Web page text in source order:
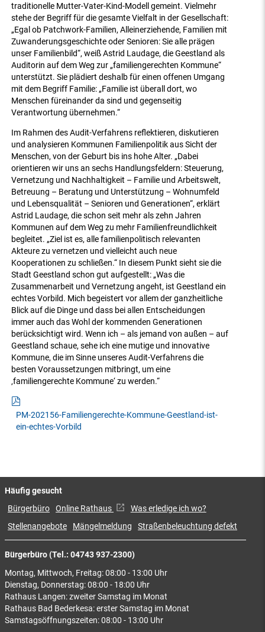
traditionelle Mutter-Vater-Kind-Modell gemeint. Vielmehr
stehe der Begriff für die gesamte Vielfalt in der Gesellschaft:
„Egal ob Patchwork-Familien, Alleinerziehende, Familien mit
Zuwanderungsgeschichte oder Senioren: Sie alle prägen
unser Familienbild“, weiß Astrid Laudage, die Geestland als
Auditorin auf dem Weg zur „familiengerechten Kommune“
unterstützt. Sie plädiert deshalb für einen offenen Umgang
mit dem Begriff Familie: „Familie ist überall dort, wo
Menschen füreinander da sind und gegenseitig
Verantwortung übernehmen.“
Im Rahmen des Audit-Verfahrens reflektieren, diskutieren
und analysieren Kommunen Familienpolitik aus Sicht der
Menschen, von der Geburt bis ins hohe Alter. „Dabei
orientieren wir uns an sechs Handlungsfeldern: Steuerung,
Vernetzung und Nachhaltigkeit – Familie und Arbeitswelt,
Betreuung – Beratung und Unterstützung – Wohnumfeld
und Lebensqualität – Senioren und Generationen“, erklärt
Astrid Laudage, die schon seit mehr als zehn Jahren
Kommunen auf dem Weg zu mehr Familienfreundlichkeit
begleitet. „Ziel ist es, alle familienpolitisch relevanten
Akteure zu vernetzen und vielleicht auch neue
Kooperationen zu schließen.“ In diesem Punkt sieht sie die
Stadt Geestland schon gut aufgestellt: „Was die
Zusammenarbeit und Vernetzung angeht, ist Geestland ein
echtes Vorbild. Mich begeistert vor allem der ganzheitliche
Blick auf die Dinge und dass bei allen Entscheidungen
immer auch das Wohl der kommenden Generationen
berücksichtigt wird. Wenn ich – als jemand von außen – auf
Geestland schaue, sehe ich eine mutige und innovative
Kommune, die im Sinne unseres Audit-Verfahrens die
besten Voraussetzungen mitbringt, um eine
‚familiengerechte Kommune‘ zu werden.“
PM-202156-Familiengerechte-Kommune-Geestland-ist-
ein-echtes-Vorbild
Bürgerbüro (Tel.: 04743 937-2300)
Montag, Mittwoch, Freitag: 08:00 - 13:00 Uhr
Dienstag, Donnerstag: 08:00 - 18:00 Uhr
Rathaus Langen: zweiter Samstag im Monat
Rathaus Bad Bederkesa: erster Samstag im Monat
Samstagsöffnungszeiten: 08:00 - 13:00 Uhr
Häufig gesucht
Bürgerbüro Online Rathaus
Was erledige ich wo?
Stellenangebote
Mängelmeldung Straßenbeleuchtung defekt